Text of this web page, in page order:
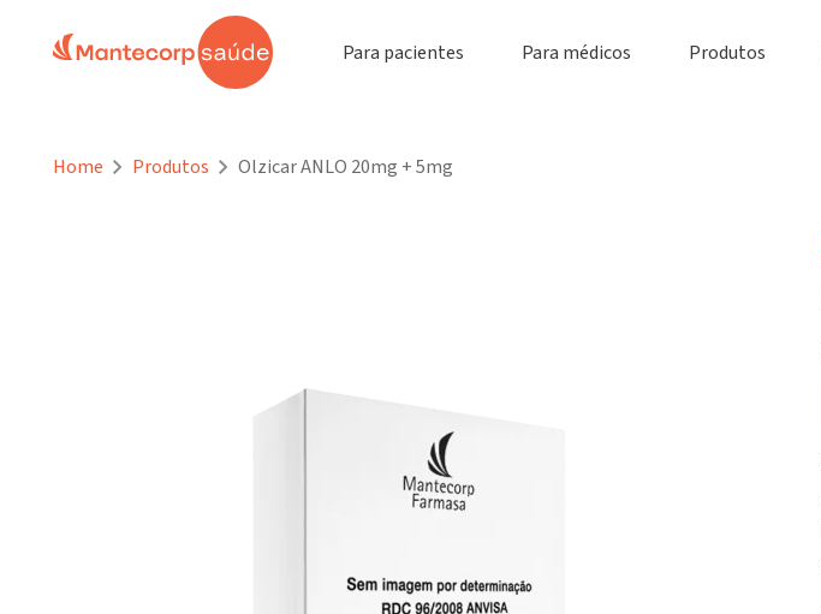
Para pacientes Para médicos Produtos
Olzicar ANLO 20mg + 5mg
Home Produtos Olzicar ANLO 20mg + 5mg